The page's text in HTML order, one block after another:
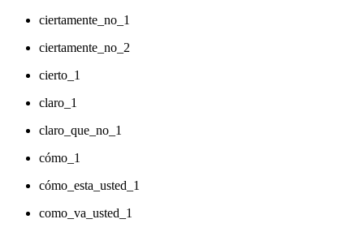
ciertamente_no_1
ciertamente_no_2
cierto_1
claro_1
claro_que_no_1
cómo_1
cómo_esta_usted_1
como_va_usted_1